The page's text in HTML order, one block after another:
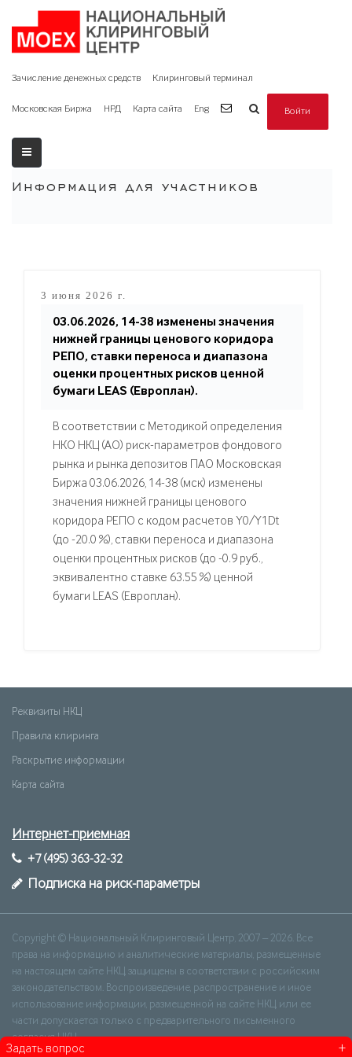
Зачисление денежных средств Клиринговый терминал
Московская Биржа НРД Карта сайта Eng Войти
Информация для участников
3 июня 2026 г.
03.06.2026, 14-38 изменены значения
нижней границы ценового коридора
РЕПО, ставки переноса и диапазона
оценки процентных рисков ценной
бумаги LEAS (Европлан).
В соответствии с Методикой определения
НКО НКЦ (АО) риск-параметров фондового
рынка и рынка депозитов ПАО Московская
Биржа 03.06.2026, 14-38 (мск) изменены
значения нижней границы ценового
коридора РЕПО с кодом расчетов Y0/Y1Dt
(до -20.0 %), ставки переноса и диапазона
оценки процентных рисков (до -0.9 руб.,
эквивалентно ставке 63.55 %) ценной
бумаги LEAS (Европлан).
Задать вопрос +
Реквизиты НКЦ
Правила клиринга
Раскрытие информации
Карта сайта
Интернет-приемная
+7 (495) 363-32-32
Подписка на риск-параметры
Copyright © Национальный Клиринговый Центр, 2007 – 2026. Все
права на информацию и аналитические материалы, размещенные
на настоящем сайте НКЦ, защищены в соответствии с российским
законодательством. Воспроизведение, распространение и иное
использование информации, размещенной на сайте НКЦ, или ее
части допускается только с предварительного письменного
согласия НКЦ.